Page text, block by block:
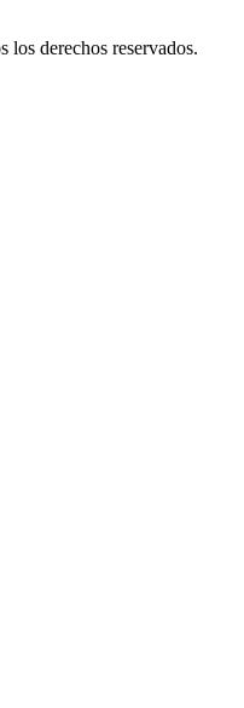
los derechos reservados.